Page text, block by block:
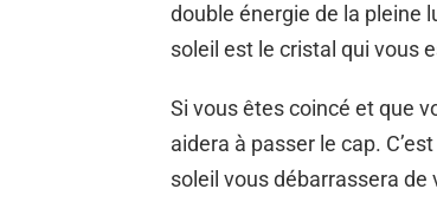
double énergie de la pleine
soleil est le cristal qui vous
Si vous êtes coincé et que
aidera à passer le cap.
soleil vous débarrassera